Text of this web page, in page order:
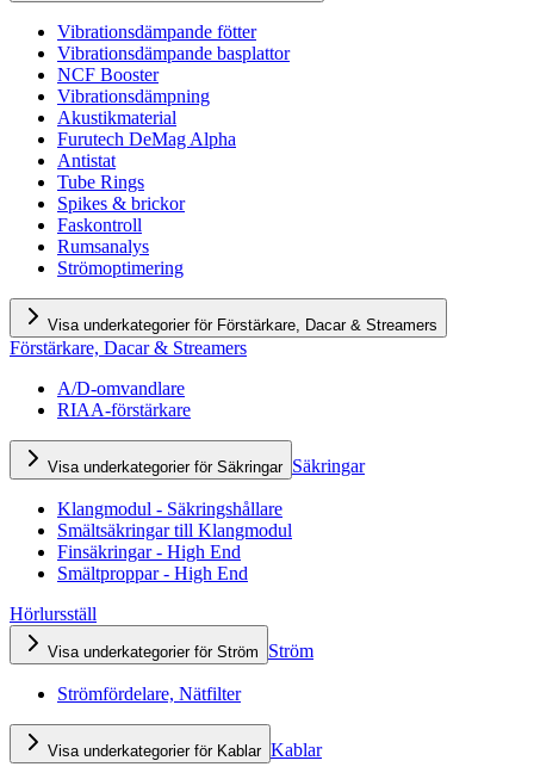
Vibrationsdämpande fötter
Vibrationsdämpande basplattor
NCF Booster
Vibrationsdämpning
Akustikmaterial
Furutech DeMag Alpha
Antistat
Tube Rings
Spikes & brickor
Faskontroll
Rumsanalys
Strömoptimering
Visa underkategorier för Förstärkare, Dacar & Streamers
Förstärkare, Dacar & Streamers
A/D-omvandlare
RIAA-förstärkare
Visa underkategorier för Säkringar Säkringar
Klangmodul - Säkringshållare
Smältsäkringar till Klangmodul
Finsäkringar - High End
Smältproppar - High End
Hörlursställ
Visa underkategorier för Ström Ström
Strömfördelare, Nätfilter
Visa underkategorier för Kablar Kablar